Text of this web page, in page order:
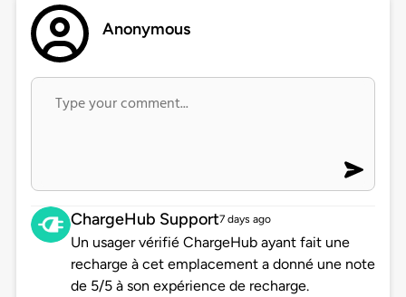
Anonymous
ChargeHub Support7 days ago
Un usager vérifié ChargeHub ayant fait une
recharge à cet emplacement a donné une note
de 5/5 à son expérience de recharge.